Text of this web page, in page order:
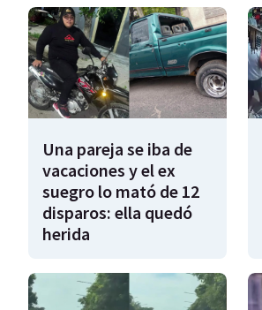
Una pareja se iba de
vacaciones y el ex
suegro lo mató de 12
disparos: ella quedó
herida